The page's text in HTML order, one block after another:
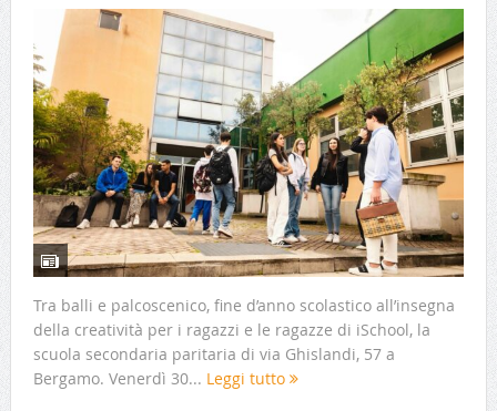
Tra balli e palcoscenico, fine d’anno scolastico all’insegna
della creatività per i ragazzi e le ragazze di iSchool, la
scuola secondaria paritaria di via Ghislandi, 57 a
Bergamo. Venerdì 30... Leggi tutto